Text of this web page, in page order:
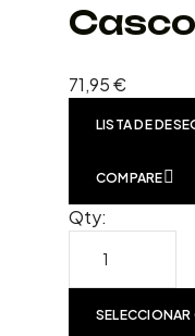
71,95€
LISTA DE
COMPARE
Qty: